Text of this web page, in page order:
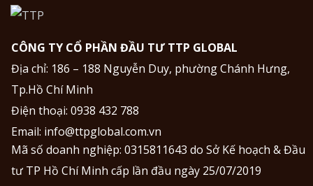
CÔNG TY CỔ PHẦN ĐẦU TƯ TTP GLOBAL
Địa chỉ: 186 – 188 Nguyễn Duy, phường Chánh Hưng,
Tp.Hồ Chí Minh
Điện thoại: 0938 432 788
Email: info@ttpglobal.com.vn
Mã số doanh nghiệp: 0315811643 do Sở Kế hoạch & Đầu
tư TP Hồ Chí Minh cấp lần đầu ngày 25/07/2019